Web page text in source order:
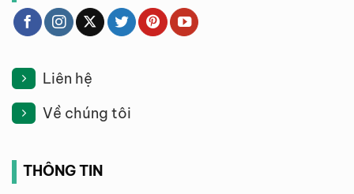
Liên hệ
Về chúng tôi
THÔNG TIN